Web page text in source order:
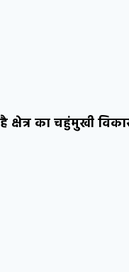
क्षेत्र का चहुंमुखी